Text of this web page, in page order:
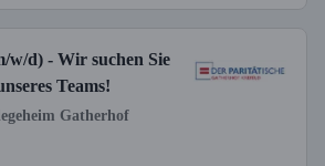
w/d) - Wir suchen Sie
Teams!
Gatherhof